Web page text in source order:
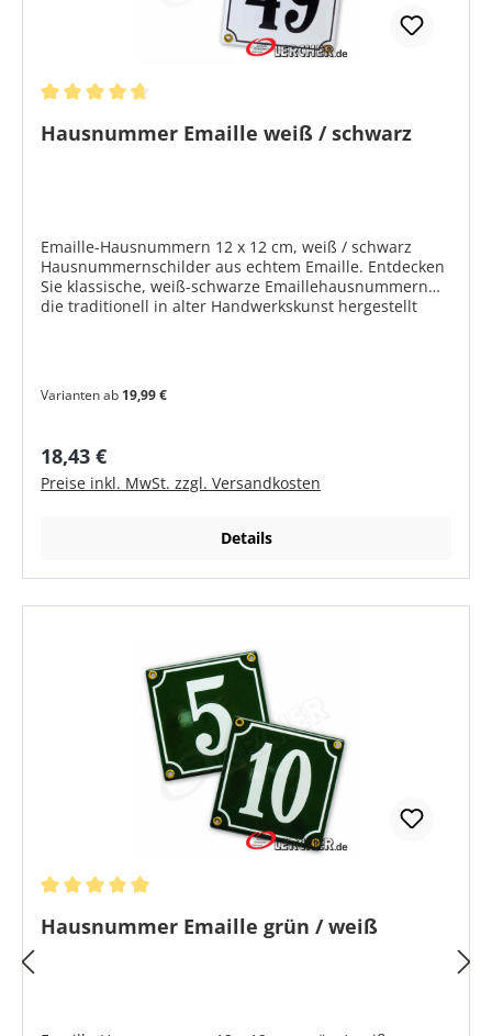
Hausnummer Emaille weiß / schwarz
Emaille-Hausnummern 12 x 12 cm, weiß / schwarz
Hausnummernschilder aus echtem Emaille. Entdecken
Sie klassische, weiß-schwarze Emaillehausnummern
die traditionell in alter Handwerkskunst hergestellt
Text und Rand: schwarz Befestigung: 4 Löcher durch
auswählen lassen, können als individuelle
Emaillehausnummer bestellt werden)
Varianten ab 19,99 €
Regulärer Preis:
18,43 €
Preise inkl. MwSt. zzgl. Versandkosten
Details
Hausnummer Emaille grün / weiß